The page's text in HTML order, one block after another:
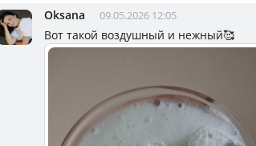
Oksana 09.05.2026 12:05
Вот такой воздушный и нежный🥰